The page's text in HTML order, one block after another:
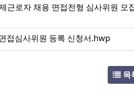
근로자 채용 면접전형 심사위원 모
접심사위원 등록 신청서.hwp
목